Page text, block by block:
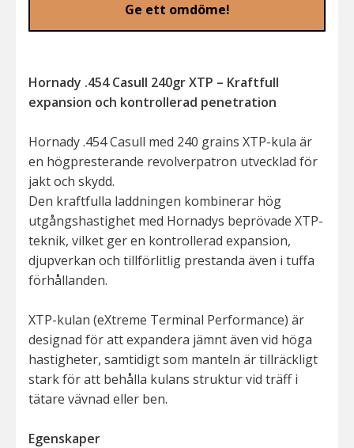
Ge ett omdöme!
Hornady .454 Casull 240gr XTP – Kraftfull
expansion och kontrollerad penetration
Hornady .454 Casull med 240 grains XTP-kula är
en högpresterande revolverpatron utvecklad för
jakt och skydd.
Den kraftfulla laddningen kombinerar hög
utgångshastighet med Hornadys beprövade XTP-
teknik, vilket ger en kontrollerad expansion,
djupverkan och tillförlitlig prestanda även i tuffa
förhållanden.
XTP-kulan (eXtreme Terminal Performance) är
designad för att expandera jämnt även vid höga
hastigheter, samtidigt som manteln är tillräckligt
stark för att behålla kulans struktur vid träff i
tätare vävnad eller ben.
Egenskaper